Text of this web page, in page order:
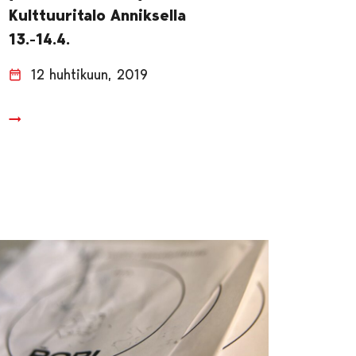
Kulttuuritalo Anniksella
13.-14.4.
12 huhtikuun, 2019